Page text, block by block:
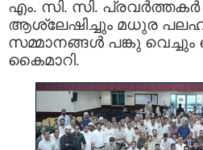
എം. സി. സി.
ആശ്ലേഷിച്ചും മധുര
സമ്മാനങ്ങൾ പങ്കു
കൈമാറി.